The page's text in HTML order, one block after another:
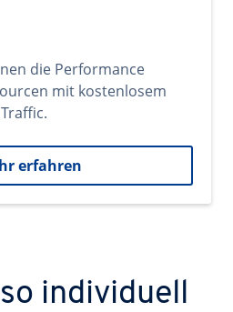
die Performance
mit kostenlosem
erfahren
individuell